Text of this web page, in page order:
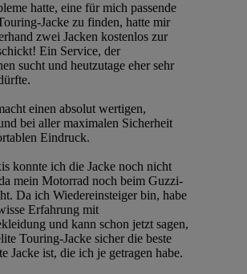
hatte, eine für mich passende
Jacke zu finden, hatte mir
zwei Jacken kostenlos zur
Ein Service, der
sucht und heutzutage eher sehr
einen absolut wertigen,
bei aller maximalen Sicherheit
Eindruck.
konnte ich die Jacke noch nicht
mein Motorrad noch beim Guzzi-
Da ich Wiedereinsteiger bin, habe
Erfahrung mit
und kann schon jetzt sagen,
Touring-Jacke sicher die beste
Jacke ist, die ich je getragen habe.